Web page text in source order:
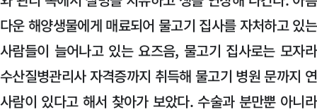
다운 해양생물에게 매료되어 물고기 집사를 자처하고 있는
사람들이 늘어나고 있는 요즈음, 물고기 집사로는 모자라
수산질병관리사 자격증까지 취득해 물고기 병원 문까지 연
사람이 있다고 해서 찾아가 보았다. 수술과 분만뿐 아니라